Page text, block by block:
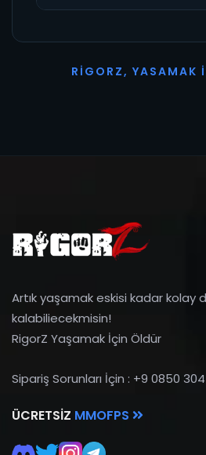
R I G O R Z, YASAMAK İ
Artık yaşamak eskisi kadar kolay
kalabiliecekmisin!
RigorZ Yaşamak İçin Öldür
Sipariş Sorunları İçin : +9 0850
ÜCRETSIZ MMOFPS